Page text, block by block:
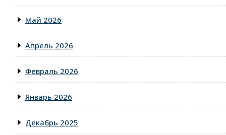
Май 2026
Апрель 2026
Февраль 2026
Январь 2026
Декабрь 2025